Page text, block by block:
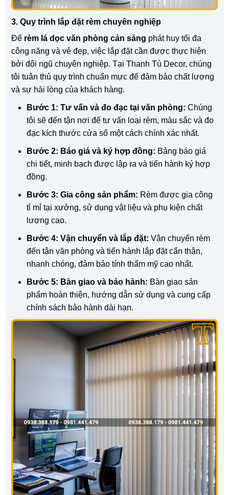
3. Quy trình lắp đặt rèm chuyên nghiệp
Để rèm lá dọc văn phòng cản sáng phát huy tối đa
công năng và vẻ đẹp, việc lắp đặt cần được thực hiện
bởi đội ngũ chuyên nghiệp. Tại Thanh Tú Decor, chúng
tôi tuân thủ quy trình chuẩn mực để đảm bảo chất lượng
và sự hài lòng của khách hàng.
Bước 1: Tư vấn và đo đạc tại văn phòng: Chúng
tôi sẽ đến tận nơi để tư vấn loại rèm, màu sắc và đo
đạc kích thước cửa sổ một cách chính xác nhất.
Bước 2: Báo giá và ký hợp đồng: Bảng báo giá
chi tiết, minh bạch được lập ra và tiến hành ký hợp
đồng.
Bước 3: Gia công sản phẩm: Rèm được gia công
tỉ mỉ tại xưởng, sử dụng vật liệu và phụ kiện chất
lượng cao.
Bước 4: Vận chuyển và lắp đặt: Vận chuyển rèm
đến tận văn phòng và tiến hành lắp đặt cẩn thận,
nhanh chóng, đảm bảo tính thẩm mỹ cao nhất.
Bước 5: Bàn giao và bảo hành: Bàn giao sản
phẩm hoàn thiện, hướng dẫn sử dụng và cung cấp
chính sách bảo hành dài hạn.